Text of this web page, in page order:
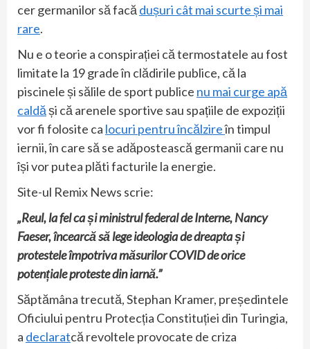
cer germanilor să facădușuri cât mai scurte și mai
rare.
Nu e o teorie a conspirației că termostatele au fost
limitate la 19 grade în clădirile publice, că la
piscinele și sălile de sport publice nu mai curge apă
caldăși că arenele sportive sau spațiile de expoziții
vor fi folosite ca locuri pentru încălzireîn timpul
iernii, în care să se adăpostească germanii care nu
își vor putea plăti facturile la energie.
Site-ul Remix News scrie:
„Reul, la fel ca și ministrul federal de Interne, Nancy
Faeser, încearcă să lege ideologia de dreapta și
protestele împotriva măsurilor COVID de orice
potențiale proteste din iarnă.”
Săptămâna trecută, Stephan Kramer, președintele
Oficiului pentru Protecția Constituției din Turingia,
a declaratcă revoltele provocate de criza